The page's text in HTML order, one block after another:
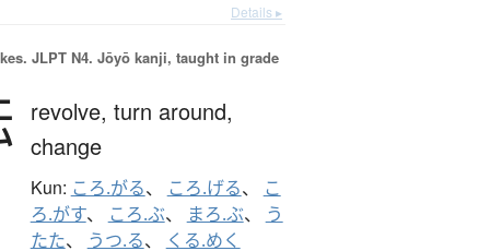
Details ▸
JLPT N4. Jōyō kanji, taught in grade
revolve, turn around,
change
Kun: ころ.がる、 ころ.げる、
こ
ろ.がす、 ころ.ぶ、 まろ.ぶ、
う
たた、 うつ.る、 くる.めく